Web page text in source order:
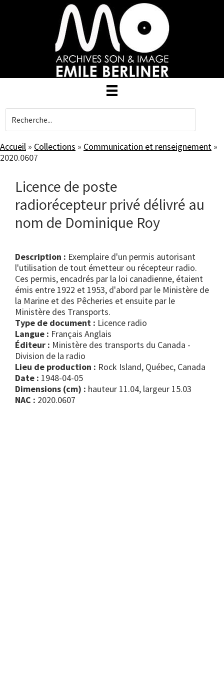
Accueil » Collections » Communication et renseignement »
2020.0607
Licence de poste
radiorécepteur privé délivré au
nom de Dominique Roy
Description : Exemplaire d'un permis autorisant
l'utilisation de tout émetteur ou récepteur radio.
Ces permis, encadrés par la loi canadienne, étaient
émis entre 1922 et 1953, d'abord par le Ministère de
la Marine et des Pêcheries et ensuite par le
Ministère des Transports.
Type de document :
licence radio
Langue : Français Anglais
Éditeur : Ministère des transports du Canada -
Division de la radio
Lieu de production : Rock Island, Québec, Canada
Date : 1948-04-05
Dimensions (cm) : hauteur 11.04, largeur 15.03
NAC : 2020.0607